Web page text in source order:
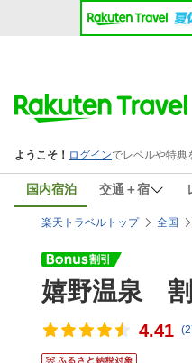
国内宿泊 交通＋宿
楽天トラベルトップ 全国
嬉野温泉
4.41 (